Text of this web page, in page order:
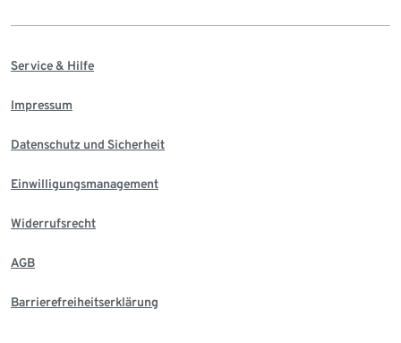
Service & Hilfe
Impressum
Datenschutz und Sicherheit
Einwilligungsmanagement
Widerrufsrecht
AGB
Barrierefreiheitserklärung